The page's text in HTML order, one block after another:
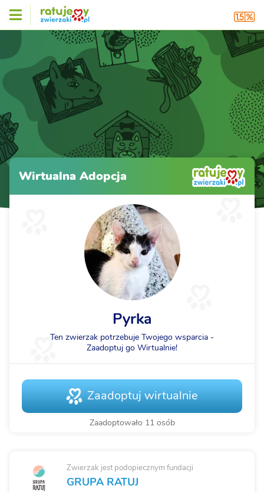
Wirtualna Adopcja
Pyrka
Ten zwierzak potrzebuje Twojego wsparcia -
Zaadoptuj go Wirtualnie!
Zaadoptuj wirtualnie
Zaadoptowało 11 osób
Zwierzak jest podopiecznym fundacji
GRUPA RATUJ